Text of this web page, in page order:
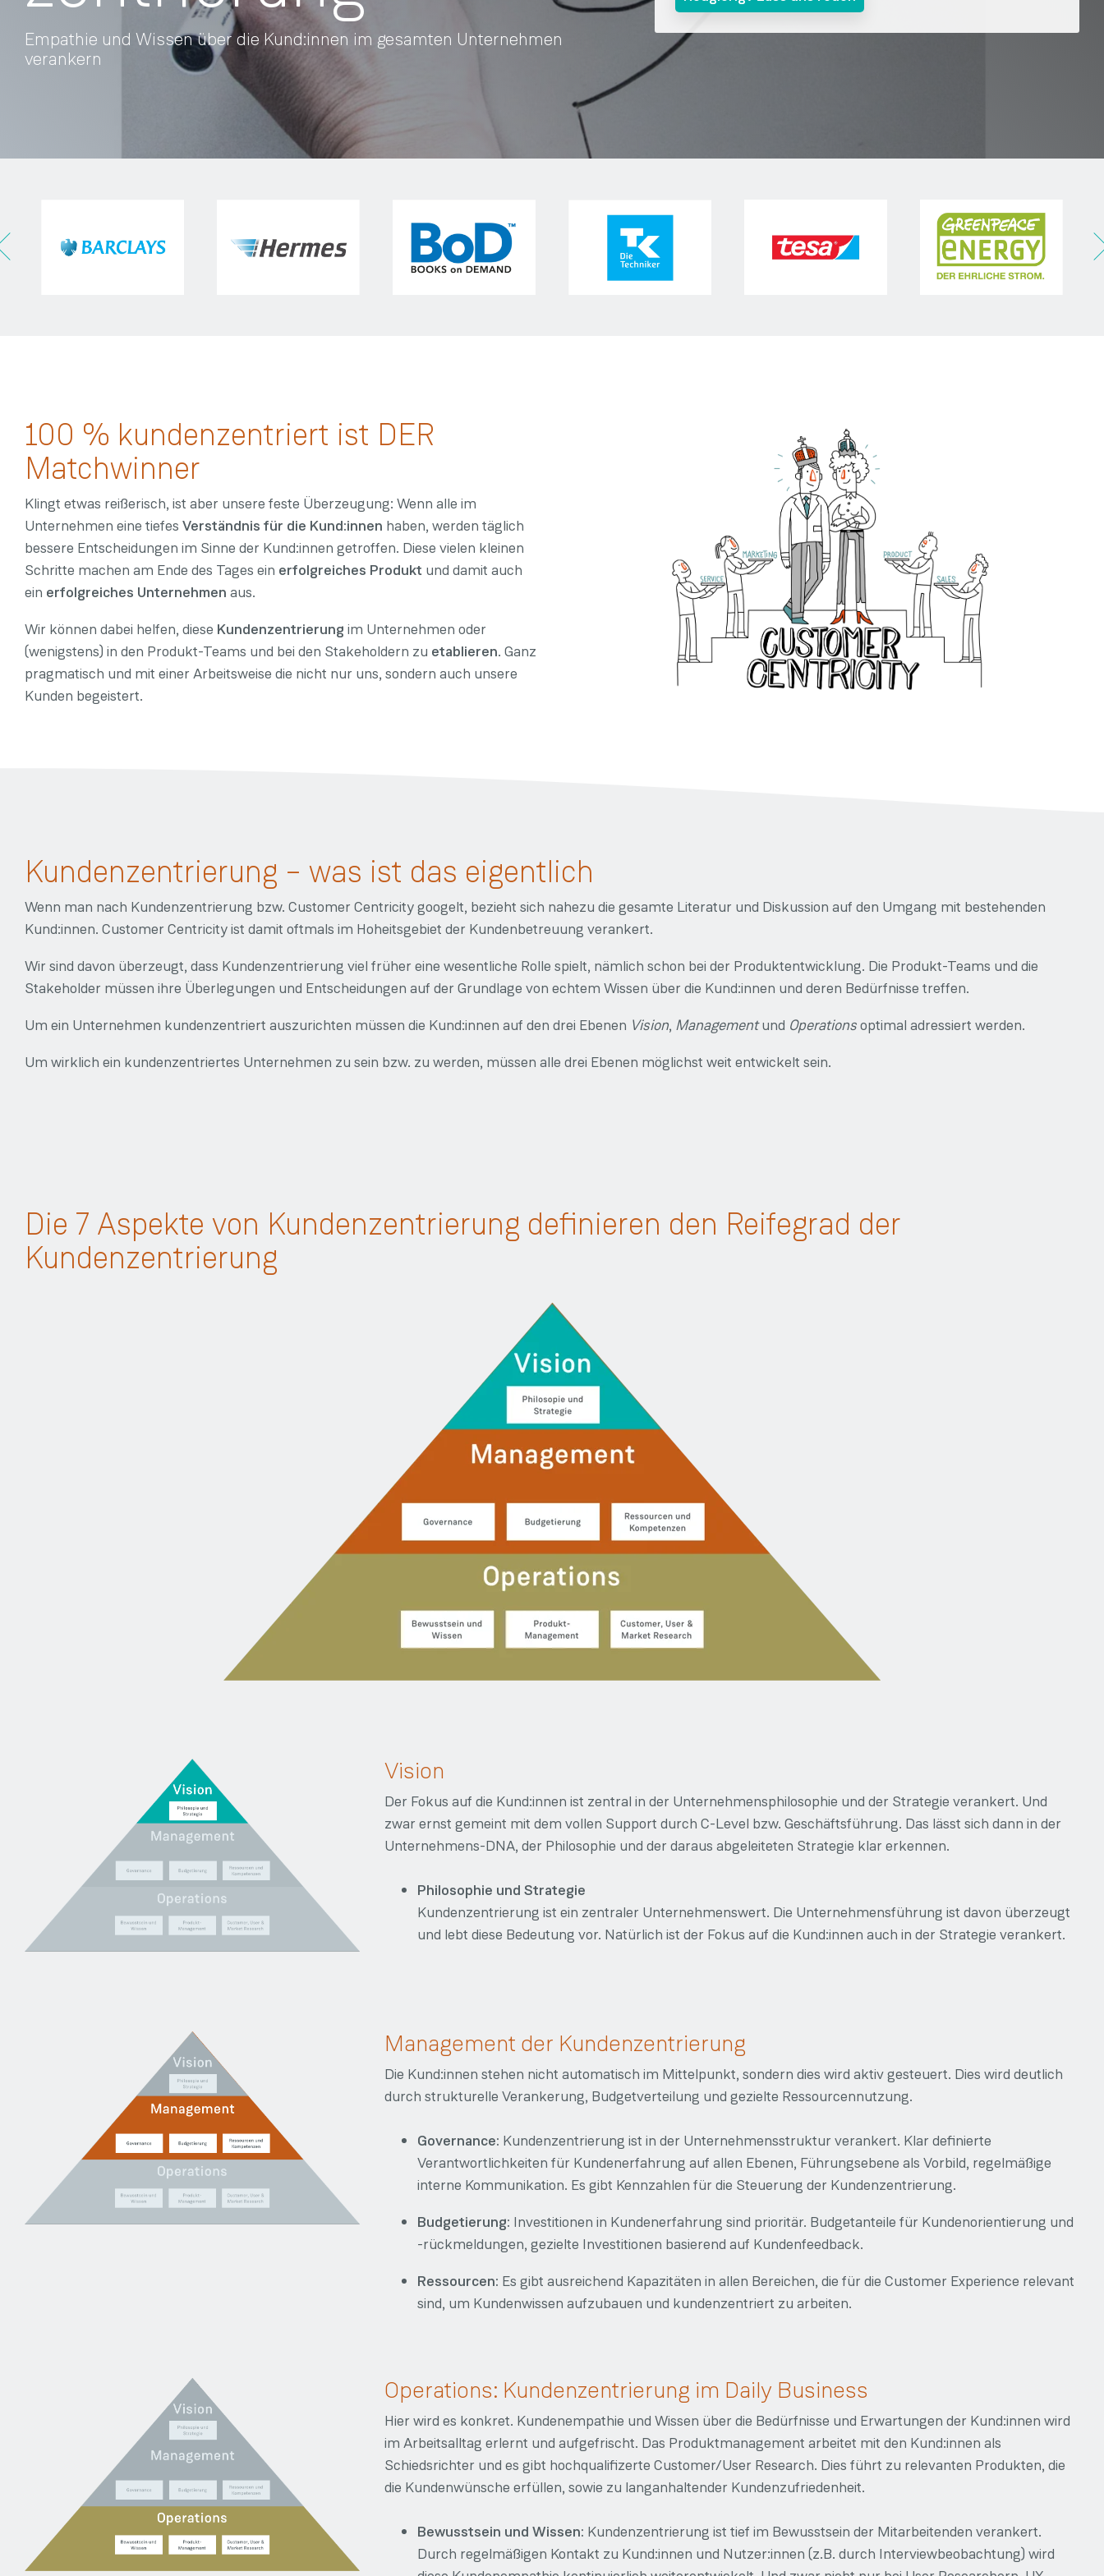
Empathie und Wissen über die Kund:innen im gesamten Unternehmen
verankern
100 % kundenzentriert ist DER
Matchwinner
Klingt etwas reißerisch, ist aber unsere feste Überzeugung: Wenn alle im
Unternehmen eine tiefes Verständnis für die Kund:innen haben, werden täglich
bessere Entscheidungen im Sinne der Kund:innen getroffen. Diese vielen kleinen
Schritte machen am Ende des Tages ein erfolgreiches Produkt und damit auch
ein erfolgreiches Unternehmen aus.
Wir können dabei helfen, diese Kundenzentrierung im Unternehmen oder
(wenigstens) in den Produkt-Teams und bei den Stakeholdern zu etablieren. Ganz
pragmatisch und mit einer Arbeitsweise die nicht nur uns, sondern auch unsere
Kunden begeistert.
Kundenzentrierung – was ist das eigentlich
Wenn man nach Kundenzentrierung bzw. Customer Centricity googelt, bezieht sich nahezu die gesamte Literatur und Diskussion auf den Umgang mit bestehenden
Kund:innen. Customer Centricity ist damit oftmals im Hoheitsgebiet der Kundenbetreuung verankert.
Wir sind davon überzeugt, dass Kundenzentrierung viel früher eine wesentliche Rolle spielt, nämlich schon bei der Produktentwicklung. Die Produkt-Teams und die
Stakeholder müssen ihre Überlegungen und Entscheidungen auf der Grundlage von echtem Wissen über die Kund:innen und deren Bedürfnisse treffen.
Um ein Unternehmen kundenzentriert auszurichten müssen die Kund:innen auf den drei Ebenen Vision, Managementund Operationsoptimal adressiert werden.
Um wirklich ein kundenzentriertes Unternehmen zu sein bzw. zu werden, müssen alle drei Ebenen möglichst weit entwickelt sein.
Die 7 Aspekte von Kundenzentrierung definieren den Reifegrad der
Kundenzentrierung
Vision
Der Fokus auf die Kund:innen ist zentral in der Unternehmensphilosophie und der Strategie verankert. Und
zwar ernst gemeint mit dem vollen Support durch C-Level bzw. Geschäftsführung. Das lässt sich dann in der
Unternehmens-DNA, der Philosophie und der daraus abgeleiteten Strategie klar erkennen.
Philosophie und Strategie
Kundenzentrierung ist ein zentraler Unternehmenswert. Die Unternehmensführung ist davon überzeugt
und lebt diese Bedeutung vor. Natürlich ist der Fokus auf die Kund:innen auch in der Strategie verankert.
Management der Kundenzentrierung
Die Kund:innen stehen nicht automatisch im Mittelpunkt, sondern dies wird aktiv gesteuert. Dies wird deutlich
durch strukturelle Verankerung, Budgetverteilung und gezielte Ressourcennutzung.
Governance: Kundenzentrierung ist in der Unternehmensstruktur verankert. Klar definierte
Verantwortlichkeiten für Kundenerfahrung auf allen Ebenen, Führungsebene als Vorbild, regelmäßige
interne Kommunikation. Es gibt Kennzahlen für die Steuerung der Kundenzentrierung.
Budgetierung: Investitionen in Kundenerfahrung sind prioritär. Budgetanteile für Kundenorientierung und
-rückmeldungen, gezielte Investitionen basierend auf Kundenfeedback.
Ressourcen: Es gibt ausreichend Kapazitäten in allen Bereichen, die für die Customer Experience relevant
sind, um Kundenwissen aufzubauen und kundenzentriert zu arbeiten.
Operations: Kundenzentrierung im Daily Business
Hier wird es konkret. Kundenempathie und Wissen über die Bedürfnisse und Erwartungen der Kund:innen wird
im Arbeitsalltag erlernt und aufgefrischt. Das Produktmanagement arbeitet mit den Kund:innen als
Schiedsrichter und es gibt hochqualifizerte Customer/User Research. Dies führt zu relevanten Produkten, die
die Kundenwünsche erfüllen, sowie zu langanhaltender Kundenzufriedenheit.
Bewusstsein und Wissen: Kundenzentrierung ist tief im Bewusstsein der Mitarbeitenden verankert.
Durch regelmäßigen Kontakt zu Kund:innen und Nutzer:innen (z.B. durch Interviewbeobachtung) wird